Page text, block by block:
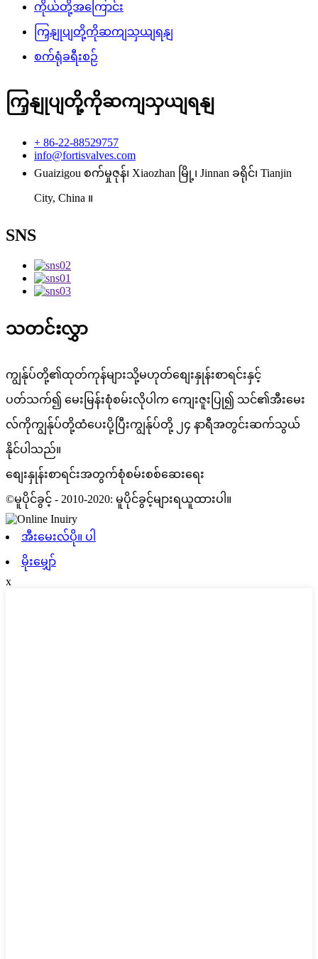
ကိုယ်တို့အကြောင်း
ကြှနျုပျတို့ကိုဆကျသှယျရနျ
စက်ရုံခရီးစဉ်
ကြှနျုပျတို့ကိုဆကျသှယျရနျ
+ 86-22-88529757
info@fortisvalves.com
Guaizigou စက်မှုဇုန်၊ Xiaozhan မြို့၊ Jinnan ခရိုင်၊ Tianjin
City, China ။
SNS
သတင်းလွှာ
ကျွန်ုပ်တို့၏ထုတ်ကုန်များသို့မဟုတ်စျေးနှုန်းစာရင်းနှင့်
ပတ်သက်၍ မေးမြန်းစုံစမ်းလိုပါက ကျေးဇူးပြု၍ သင်၏အီးမေး
လ်ကိုကျွန်ုပ်တို့ထံပေးပို့ပြီးကျွန်ုပ်တို့ ၂၄ နာရီအတွင်းဆက်သွယ်
နိုင်ပါသည်။
စျေးနှုန်းစာရင်းအတွက်စုံစမ်းစစ်ဆေးရေး
©မူပိုင်ခွင့် - 2010-2020: မူပိုင်ခွင့်များရယူထားပါ။
အီးမေးလ်ပို။ ပါ
မိုးမျှော်
x